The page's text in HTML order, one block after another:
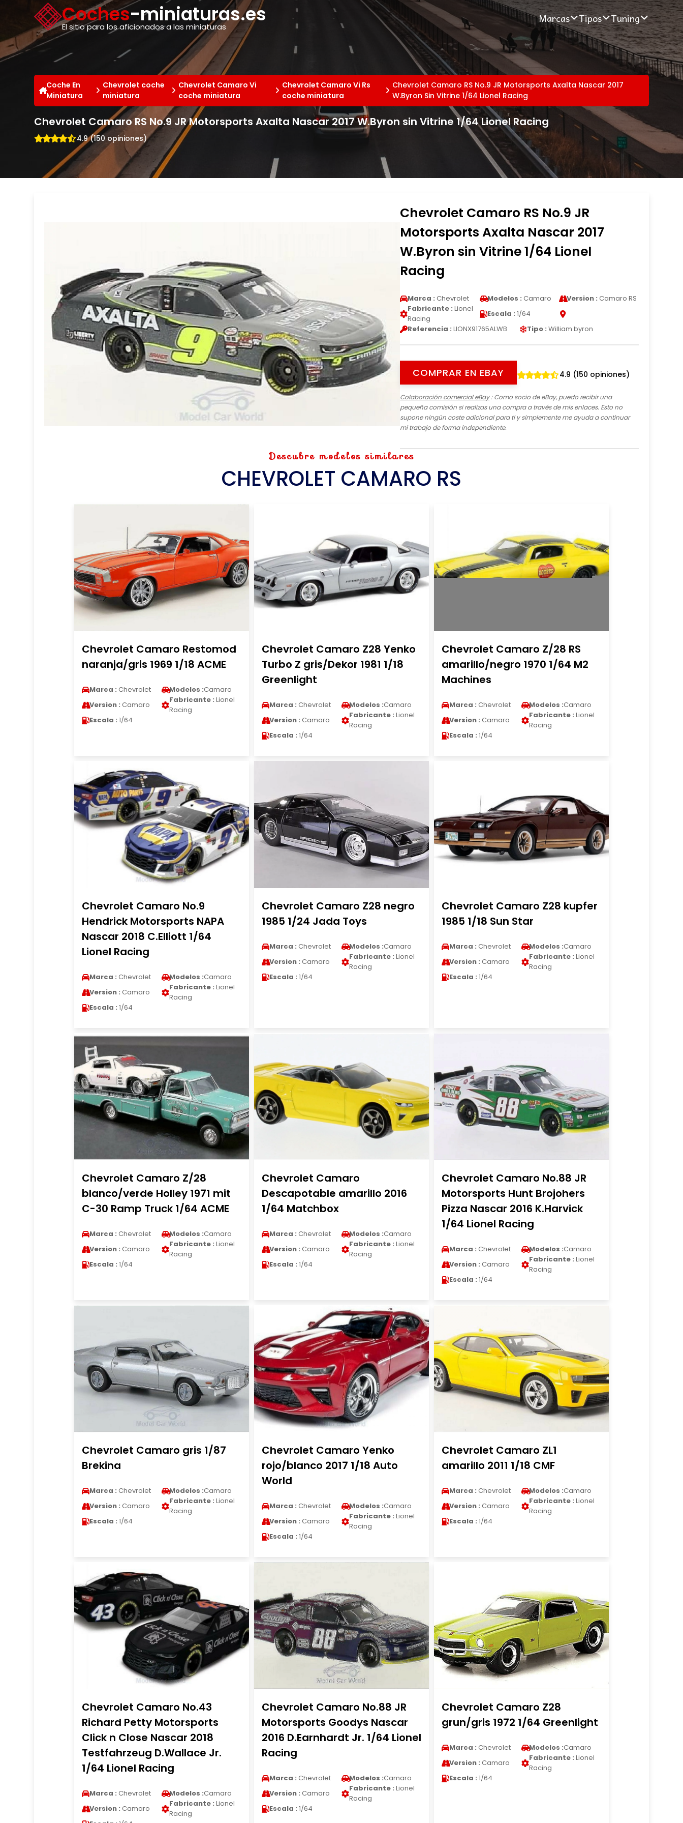
Coches-miniaturas.es
El sitio para los aficionados a las miniaturas
Marcas Tipos Tuning
Coche En
Miniatura
Chevrolet coche
miniatura
Chevrolet Camaro Vi
coche miniatura
Chevrolet Camaro Vi Rs
coche miniatura
Chevrolet Camaro RS No.9 JR Motorsports Axalta Nascar 2017
W.Byron Sin Vitrine 1/64 Lionel Racing
Chevrolet Camaro RS No.9 JR Motorsports Axalta Nascar 2017 W.Byron sin Vitrine 1/64 Lionel Racing
4.9 (150 opiniones)
Chevrolet Camaro RS No.9 JR
Motorsports Axalta Nascar 2017
W.Byron sin Vitrine 1/64 Lionel
Racing
Marca : Chevrolet Modelos : Camaro Version : Camaro RS
Fabricante : Lionel
Racing
Escala : 1/64
Referencia : LIONX91765ALWB Tipo : William byron
COMPRAR EN EBAY 4.9 (150 opiniones)
Colaboración comercial eBay: Como socio de eBay, puedo recibir una
pequeña comisión si realizas una compra a través de mis enlaces. Esto no
supone ningún coste adicional para ti y simplemente me ayuda a continuar
mi trabajo de forma independiente.
Descubre modelos similares
CHEVROLET CAMARO RS
Chevrolet Camaro Restomod
naranja/gris 1969 1/18 ACME
Marca : Chevrolet Modelos :Camaro
Version : Camaro
Fabricante : Lionel
Racing
Escala : 1/64
Chevrolet Camaro Z28 Yenko
Turbo Z gris/Dekor 1981 1/18
Greenlight
Marca : Chevrolet Modelos :Camaro
Version : Camaro
Fabricante : Lionel
Racing
Escala : 1/64
Chevrolet Camaro Z/28 RS
amarillo/negro 1970 1/64 M2
Machines
Marca : Chevrolet Modelos :Camaro
Version : Camaro
Fabricante : Lionel
Racing
Escala : 1/64
Chevrolet Camaro No.9
Hendrick Motorsports NAPA
Nascar 2018 C.Elliott 1/64
Lionel Racing
Marca : Chevrolet Modelos :Camaro
Version : Camaro
Fabricante : Lionel
Racing
Escala : 1/64
Chevrolet Camaro Z28 negro
1985 1/24 Jada Toys
Marca : Chevrolet Modelos :Camaro
Version : Camaro
Fabricante : Lionel
Racing
Escala : 1/64
Chevrolet Camaro Z28 kupfer
1985 1/18 Sun Star
Marca : Chevrolet Modelos :Camaro
Version : Camaro
Fabricante : Lionel
Racing
Escala : 1/64
Chevrolet Camaro Z/28
blanco/verde Holley 1971 mit
C-30 Ramp Truck 1/64 ACME
Marca : Chevrolet Modelos :Camaro
Version : Camaro
Fabricante : Lionel
Racing
Escala : 1/64
Chevrolet Camaro
Descapotable amarillo 2016
1/64 Matchbox
Marca : Chevrolet Modelos :Camaro
Version : Camaro
Fabricante : Lionel
Racing
Escala : 1/64
Chevrolet Camaro No.88 JR
Motorsports Hunt Brojohers
Pizza Nascar 2016 K.Harvick
1/64 Lionel Racing
Marca : Chevrolet Modelos :Camaro
Version : Camaro
Fabricante : Lionel
Racing
Escala : 1/64
Chevrolet Camaro gris 1/87
Brekina
Marca : Chevrolet Modelos :Camaro
Version : Camaro
Fabricante : Lionel
Racing
Escala : 1/64
Chevrolet Camaro Yenko
rojo/blanco 2017 1/18 Auto
World
Marca : Chevrolet Modelos :Camaro
Version : Camaro
Fabricante : Lionel
Racing
Escala : 1/64
Chevrolet Camaro ZL1
amarillo 2011 1/18 CMF
Marca : Chevrolet Modelos :Camaro
Version : Camaro
Fabricante : Lionel
Racing
Escala : 1/64
Chevrolet Camaro No.43
Richard Petty Motorsports
Click n Close Nascar 2018
Testfahrzeug D.Wallace Jr.
1/64 Lionel Racing
Marca : Chevrolet Modelos :Camaro
Version : Camaro
Fabricante : Lionel
Racing
Chevrolet Camaro No.88 JR
Motorsports Goodys Nascar
2016 D.Earnhardt Jr. 1/64 Lionel
Racing
Marca : Chevrolet Modelos :Camaro
Version : Camaro
Fabricante : Lionel
Racing
Escala : 1/64
Chevrolet Camaro Z28
grun/gris 1972 1/64 Greenlight
Marca : Chevrolet Modelos :Camaro
Version : Camaro
Fabricante : Lionel
Racing
Escala : 1/64
Panel de gestión de cookies